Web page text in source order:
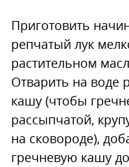
Приготовить
репчатый лук
растительном
Отварить на воде
кашу (чтобы
рассыпчатой,
на сковороде),
гречневую кашу